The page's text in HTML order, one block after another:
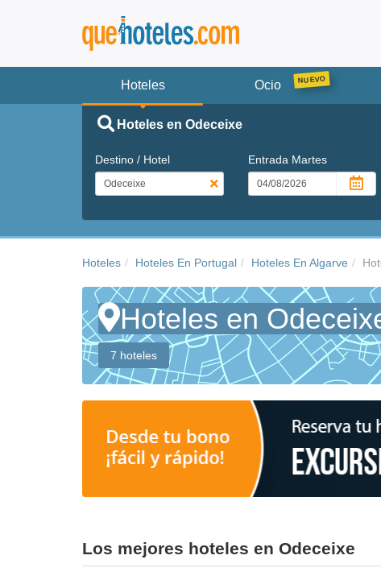
Hoteles Ocio
Hoteles en Odeceixe
Destino / Hotel Entrada Martes
Hoteles Hoteles En Portugal Hoteles En Algarve
Hoteles en
7 hoteles
Los mejores hoteles en Odeceixe